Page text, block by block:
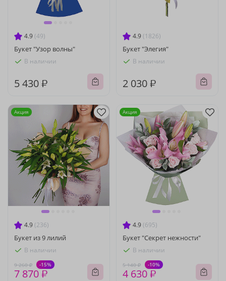
4.9 (49)
Букет "Узор волны"
В наличии
5 430 ₽
4.9 (1826)
Букет "Элегия"
В наличии
2 030 ₽
4.9 (236)
Букет из 9 лилий
В наличии
9 260 ₽ -15%
7 870 ₽
Акция
4.9 (695)
Букет "Секрет нежности"
В наличии
5 140 ₽ -10%
4 630 ₽
Акция